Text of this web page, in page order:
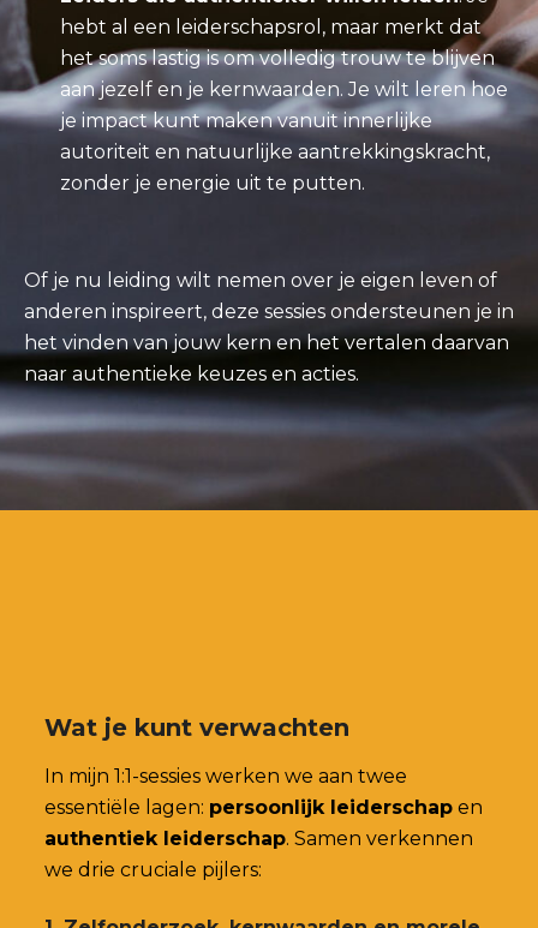
hebt al een leiderschapsrol, maar merkt dat
het soms lastig is om volledig trouw te blijven
aan jezelf en je kernwaarden. Je wilt leren hoe
je impact kunt maken vanuit innerlijke
autoriteit en natuurlijke aantrekkingskracht,
zonder je energie uit te putten.
Of je nu leiding wilt nemen over je eigen leven of
anderen inspireert, deze sessies ondersteunen je in
het vinden van jouw kern en het vertalen daarvan
naar authentieke keuzes en acties.
Wat je kunt verwachten
In mijn 1:1-sessies werken we aan twee
essentiële lagen: persoonlijk leiderschap en
authentiek leiderschap. Samen verkennen
we drie cruciale pijlers: